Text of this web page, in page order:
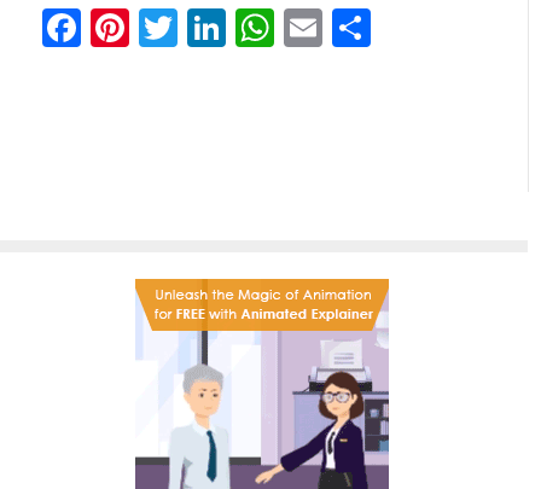
Facebook
Pinterest
Twitter
LinkedIn
WhatsApp
Email